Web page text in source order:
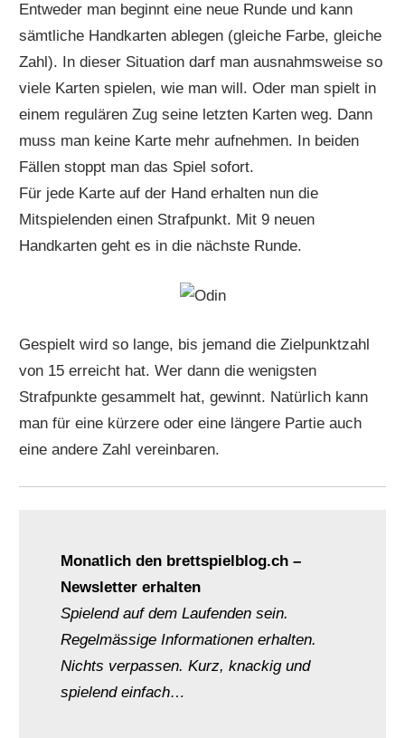
Entweder man beginnt eine neue Runde und kann
sämtliche Handkarten ablegen (gleiche Farbe, gleiche
Zahl). In dieser Situation darf man ausnahmsweise so
viele Karten spielen, wie man will. Oder man spielt in
einem regulären Zug seine letzten Karten weg. Dann
muss man keine Karte mehr aufnehmen. In beiden
Fällen stoppt man das Spiel sofort.
Für jede Karte auf der Hand erhalten nun die
Mitspielenden einen Strafpunkt. Mit 9 neuen
Handkarten geht es in die nächste Runde.
Gespielt wird so lange, bis jemand die Zielpunktzahl
von 15 erreicht hat. Wer dann die wenigsten
Strafpunkte gesammelt hat, gewinnt. Natürlich kann
man für eine kürzere oder eine längere Partie auch
eine andere Zahl vereinbaren.
Monatlich den brettspielblog.ch –
Newsletter erhalten
Spielend auf dem Laufenden sein.
Regelmässige Informationen erhalten.
Nichts verpassen. Kurz, knackig und
spielend einfach…